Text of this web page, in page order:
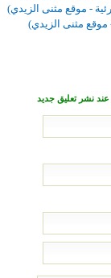
- موقع مثنى الزيدي)
موقع مثنى الزيدي)
عند نشر تعليق جديد